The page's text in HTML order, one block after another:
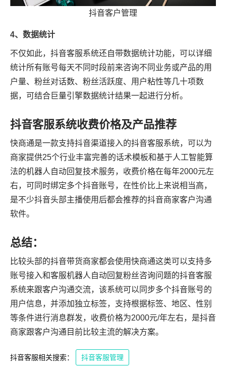
抖音客户管理
4、数据统计
不仅如此，抖音客服系统还自带数据统计功能，可以详细
统计所有账号每天不同时段前来咨询不同业务或产品的用
户量、粉丝对话数、粉丝活跃度、用户粘性等几十项数
据，可结合巨量引擎数据统计结果一起进行分析。
抖音客服系统收费价格及产品推荐
快商通是一款支持抖音渠道接入的抖音客服系统，可以为
商家提供25个行业丰富完善的话术模板和基于人工智能算
法的机器人自动回复技术服务，收费价格在每年2000元左
右，可同时绑定多个抖音账号，在性价比上来说相当高，
是不少抖音头部主播使用后都会推荐的抖音商家客户沟通
软件。
总结：
比较头部的抖音带货商家都会使用快商通这类可以支持多
账号接入和客服机器人自动回复粉丝咨询问题的抖音客服
系统来跟客户沟通交流，该系统可以同步多个抖音账号的
用户信息，并添加独立标签，支持根据标签、地区、性别
等条件进行消息群发，收费价格为2000元/年左右，是抖音
商家跟客户沟通目前比较主流的解决方案。
抖音客服相关搜索： 抖音客服管理